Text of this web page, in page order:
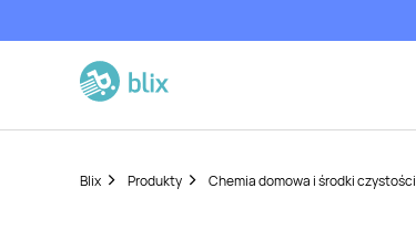
Blix Produkty Chemia domowa i środki czystości